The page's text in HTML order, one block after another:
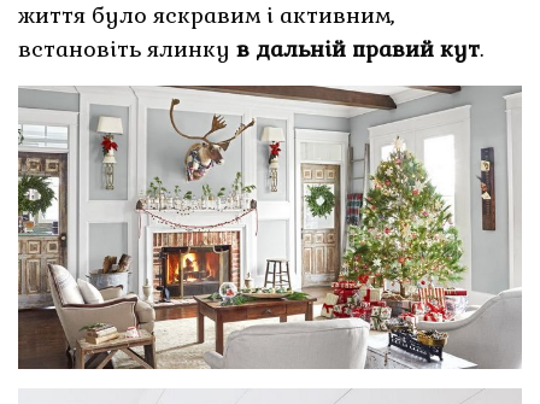
життя було яскравим і активним,
встановіть ялинкув дальній правий кут.